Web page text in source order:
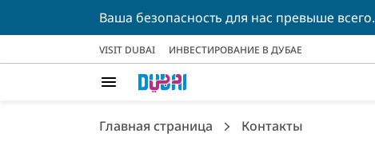
Ваша безопасность для нас превыше всего.
VISIT DUBAI ИНВЕСТИРОВАНИЕ В ДУБАЕ
Главная страница Контакты